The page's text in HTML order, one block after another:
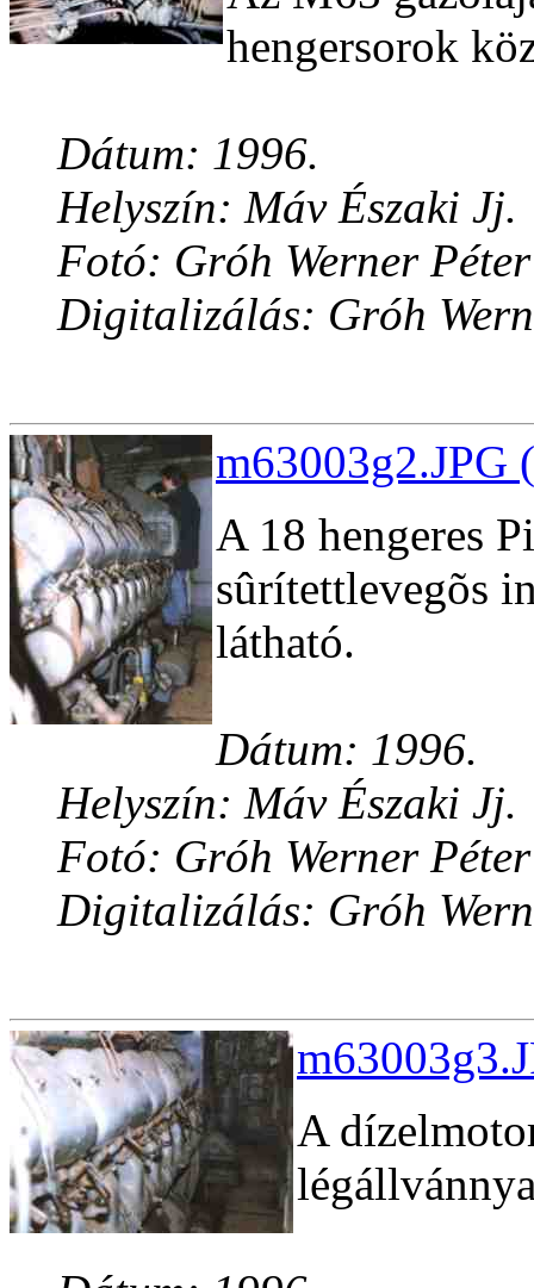
hengersorok
Dátum: 1996.
Helyszín: Máv Északi Jj.
Fotó: Gróh Werner Péter
Digitalizálás: Gróh
m63003g2.JPG
A 18 hengeres
sûrítettlevegõs
látható.
Dátum: 1996.
Helyszín: Máv Északi Jj.
Fotó: Gróh Werner Péter
Digitalizálás: Gróh
A